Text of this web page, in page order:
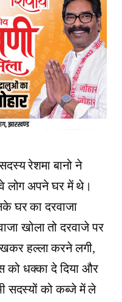
रेशमा बानो ने
लोग अपने घर में थे।
घर का दरवाजा
खोला तो दरवाजे पर
हल्ला करने लगी,
को धक्का दे दिया और
सदस्यों को कब्जे में ले